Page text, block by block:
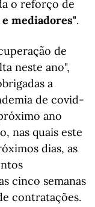
o reforço de
mediadores".
de
neste ano",
a
de covid-
ano
nas quais este
dias, as
cinco semanas
contratações.